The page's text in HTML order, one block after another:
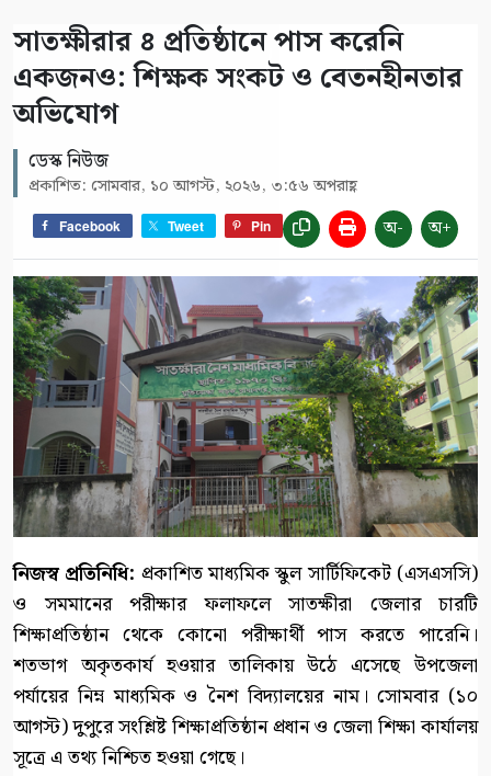
সাতক্ষীরার ৪ প্রতিষ্ঠানে পাস করেনি
একজনও: শিক্ষক সংকট ও বেতনহীনতার
অভিযোগ
ডেস্ক নিউজ
প্রকাশিত: সোমবার, ১০ আগস্ট, ২০২৬, ৩:৫৬ অপরাহ্ণ
Facebook Tweet Pin অ- অ+
নিজস্ব প্রতিনিধি: প্রকাশিত মাধ্যমিক স্কুল সার্টিফিকেট (এসএসসি)
ও সমমানের পরীক্ষার ফলাফলে সাতক্ষীরা জেলার চারটি
শিক্ষাপ্রতিষ্ঠান থেকে কোনো পরীক্ষার্থী পাস করতে পারেনি।
শতভাগ অকৃতকার্য হওয়ার তালিকায় উঠে এসেছে উপজেলা
পর্যায়ের নিম্ন মাধ্যমিক ও নৈশ বিদ্যালয়ের নাম। সোমবার (১০
আগস্ট) দুপুরে সংশ্লিষ্ট শিক্ষাপ্রতিষ্ঠান প্রধান ও জেলা শিক্ষা কার্যালয়
সূত্রে এ তথ্য নিশ্চিত হওয়া গেছে।